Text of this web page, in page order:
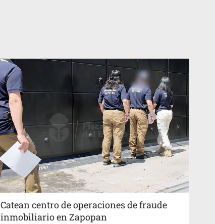
Catean centro de operaciones de fraude
inmobiliario en Zapopan